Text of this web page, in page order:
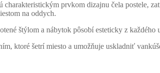
prvkom dizajnu čela postele,
na oddych.
štýlom a nábytok pôsobí esteticky z každého
ktoré šetrí miesto a umožňuje uskladniť